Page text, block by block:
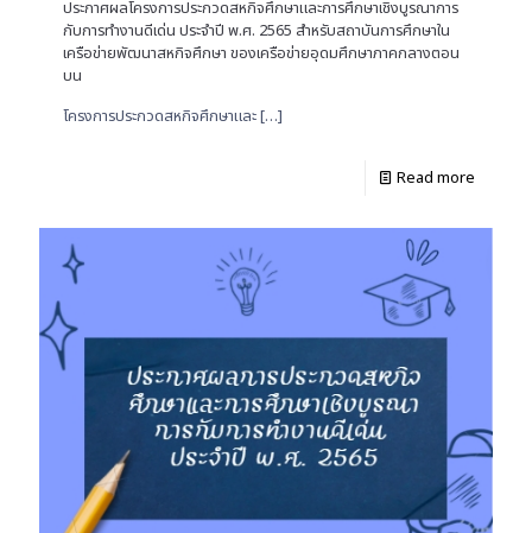
ประกาศผลโครงการประกวดสหกิจศึกษาและการศึกษาเชิงบูรณาการ
กับการทำงานดีเด่น ประจำปี พ.ศ. 2565 สำหรับสถาบันการศึกษาใน
เครือข่ายพัฒนาสหกิจศึกษา ของเครือข่ายอุดมศึกษาภาคกลางตอน
บน
โครงการประกวดสหกิจศึกษาและ[…]
Read more